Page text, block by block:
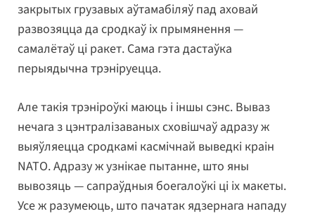
закрытых грузавых аўтамабіляў пад аховай
развозяцца да сродкаў іх прымянення —
самалётаў ці ракет. Сама гэта дастаўка
перыядычна трэніруецца.
Але такія трэніроўкі маюць і іншы сэнс. Вываз
нечага з цэнтралізаваных сховішчаў адразу ж
выяўляецца сродкамі касмічнай выведкі краін
NATO. Адразу ж узнікае пытанне, што яны
вывозяць — сапраўдныя боегалоўкі ці іх макеты.
Усе ж разумеюць, што пачатак ядзернага нападу